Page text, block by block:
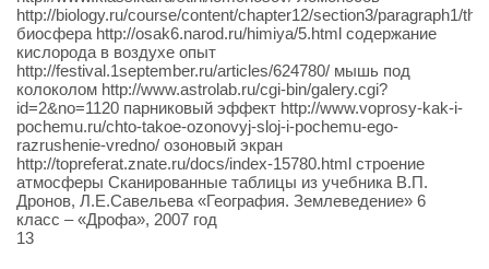
http://biology.ru/course/content/chapter12/section3/paragraph1/
биосфера http://osak6.narod.ru/himiya/5.html содержание
кислорода в воздухе опыт
http://festival.1september.ru/articles/624780/ мышь под
колоколом http://www.astrolab.ru/cgi-bin/galery.cgi?
id=2&no=1120 парниковый эффект http://www.voprosy-kak-i-
pochemu.ru/chto-takoe-ozonovyj-sloj-i-pochemu-ego-
razrushenie-vredno/ озоновый экран
http://topreferat.znate.ru/docs/index-15780.html строение
атмосферы Сканированные таблицы из учебника В.П.
Дронов, Л.Е.Савельева «География. Землеведение» 6
класс – «Дрофа», 2007 год
13